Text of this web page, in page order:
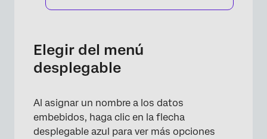
×
Elegir del menú
desplegable
Al asignar un nombre a los datos
embebidos, haga clic en la flecha
desplegable azul para ver más opciones